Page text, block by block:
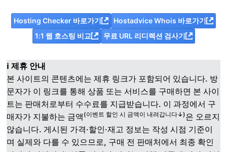
Hosting Checker 바로가기
Hostadvice Whois 바로가기
1:1 웹 호스팅 비교
무료 URL 리디렉션 검사기
ℹ️ 제휴 안내
본 사이트의 콘텐츠에는 제휴 링크가 포함되어 있습니다. 방
문자가 이 링크를 통해 상품 또는 서비스를 구매하면 본 사이
트는 판매처로부터 수수료를 지급받습니다. 이 과정에서 구
매자가 지불하는 금액 (이벤트 할인 시 금액이 내려갑니다↓)은 오르지
않습니다. 게시된 가격·할인·재고 정보는 작성 시점 기준이
며 실제와 다를 수 있으므로, 구매 전 판매처에서 최종 확인